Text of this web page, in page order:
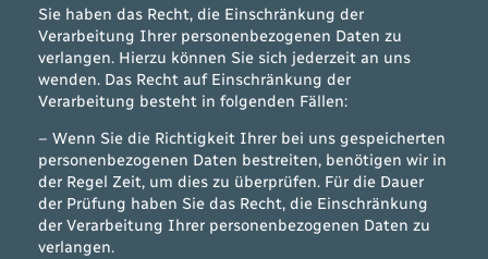
Sie haben das Recht, die Einschränkung der
Verarbeitung Ihrer personenbezogenen Daten zu
verlangen. Hierzu können Sie sich jederzeit an uns
wenden. Das Recht auf Einschränkung der
Verarbeitung besteht in folgenden Fällen:
– Wenn Sie die Richtigkeit Ihrer bei uns gespeicherten
personenbezogenen Daten bestreiten, benötigen wir in
der Regel Zeit, um dies zu überprüfen. Für die Dauer
der Prüfung haben Sie das Recht, die Einschränkung
der Verarbeitung Ihrer personenbezogenen Daten zu
verlangen.